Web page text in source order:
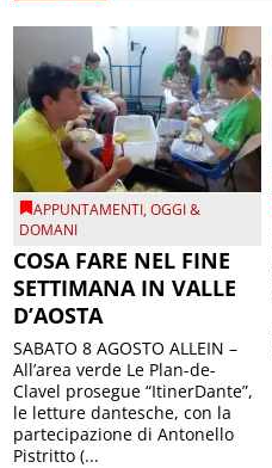
APPUNTAMENTI,OGGI &
DOMANI
COSA FARE NEL FINE
SETTIMANA IN VALLE
D’AOSTA
SABATO 8 AGOSTO ALLEIN –
All’area verde Le Plan-de-
Clavel prosegue “ItinerDante”,
le letture dantesche, con la
partecipazione di Antonello
Pistritto (...